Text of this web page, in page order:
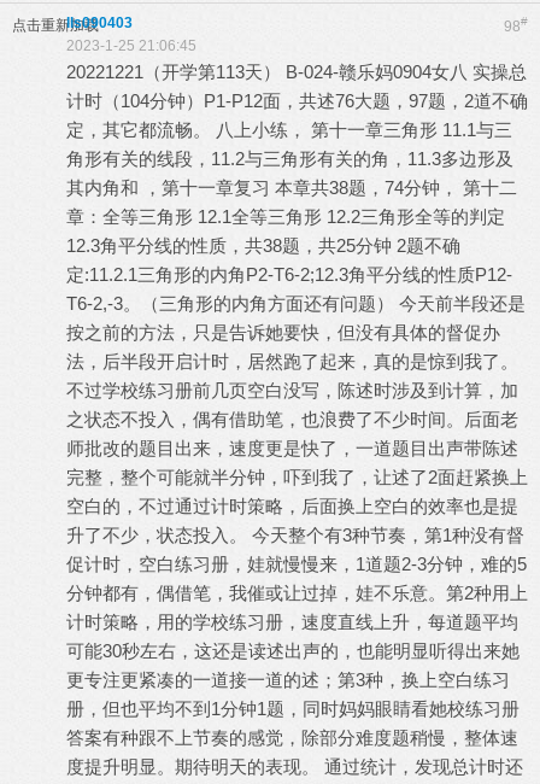
点击重新加载 98#
lls090403
2023-1-25 21:06:45
20221221（开学第113天） B-024-赣乐妈0904女八 实操总
计时（104分钟）P1-P12面，共述76大题，97题，2道不确
定，其它都流畅。 八上小练， 第十一章三角形 11.1与三
角形有关的线段，11.2与三角形有关的角，11.3多边形及
其内角和 ，第十一章复习 本章共38题，74分钟， 第十二
章：全等三角形 12.1全等三角形 12.2三角形全等的判定
12.3角平分线的性质，共38题，共25分钟 2题不确
定:11.2.1三角形的内角P2-T6-2;12.3角平分线的性质P12-
T6-2,-3。（三角形的内角方面还有问题） 今天前半段还是
按之前的方法，只是告诉她要快，但没有具体的督促办
法，后半段开启计时，居然跑了起来，真的是惊到我了。
不过学校练习册前几页空白没写，陈述时涉及到计算，加
之状态不投入，偶有借助笔，也浪费了不少时间。后面老
师批改的题目出来，速度更是快了，一道题目出声带陈述
完整，整个可能就半分钟，吓到我了，让述了2面赶紧换上
空白的，不过通过计时策略，后面换上空白的效率也是提
升了不少，状态投入。 今天整个有3种节奏，第1种没有督
促计时，空白练习册，娃就慢慢来，1道题2-3分钟，难的5
分钟都有，偶借笔，我催或让过掉，娃不乐意。第2种用上
计时策略，用的学校练习册，速度直线上升，每道题平均
可能30秒左右，这还是读述出声的，也能明显听得出来她
更专注更紧凑的一道接一道的述；第3种，换上空白练习
册，但也平均不到1分钟1题，同时妈妈眼睛看她校练习册
答案有种跟不上节奏的感觉，除部分难度题稍慢，整体速
度提升明显。期待明天的表现。 通过统计，发现总计时还